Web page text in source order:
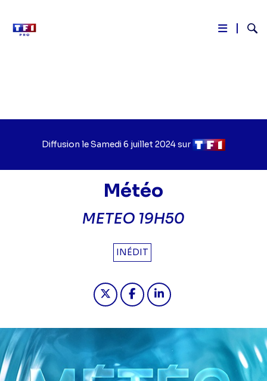
Diffusion leJour
diffusion
Samedi 6 juillet 2024sur Chaîne
diffusion
Météo
METEO 19H50
INÉDIT
Partager "2024-07-06 19:55 -
Partager "2024-07-06